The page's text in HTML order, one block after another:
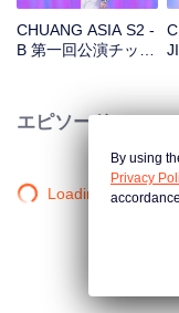
CHUANG ASIA S2 -
B 第一回公演チッケ
エピソード
Loading…
By using
Privacy